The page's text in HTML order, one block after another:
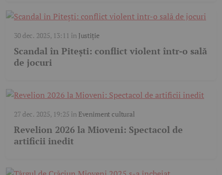
30 dec. 2025, 13:11 în Justiție
Scandal în Pitești: conflict violent într-o sală
de jocuri
27 dec. 2025, 19:25 în Eveniment cultural
Revelion 2026 la Mioveni: Spectacol de
artificii inedit